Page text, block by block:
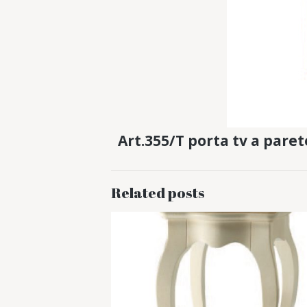
Art.355/T porta tv a
Related posts